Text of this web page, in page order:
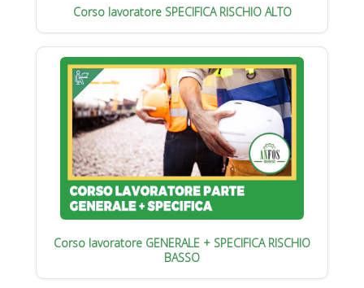
Corso lavoratore SPECIFICA RISCHIO ALTO
Corso lavoratore GENERALE + SPECIFICA RISCHIO
BASSO